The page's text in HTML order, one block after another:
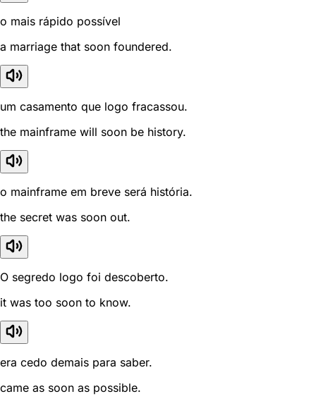
o mais rápido possível
a marriage that soon foundered.
um casamento que logo fracassou.
the mainframe will soon be history.
o mainframe em breve será história.
the secret was soon out.
O segredo logo foi descoberto.
it was too soon to know.
era cedo demais para saber.
came as soon as possible.